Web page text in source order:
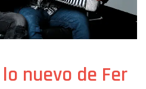
lo nuevo de Fer